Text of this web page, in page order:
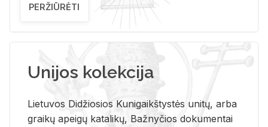
PERŽIŪRĖTI
Unijos kolekcija
Lietuvos Didžiosios Kunigaikštystės unitų, arba
graikų apeigų katalikų, Bažnyčios dokumentai